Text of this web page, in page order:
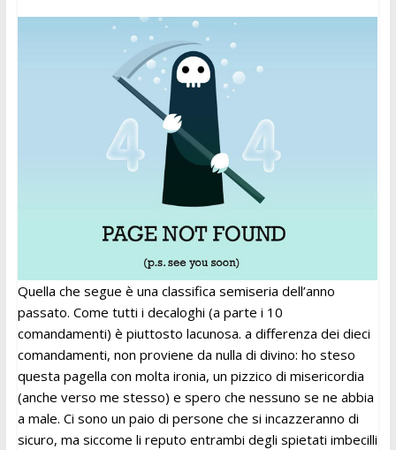
Quella che segue è una classifica semiseria dell’anno
passato. Come tutti i decaloghi (a parte i 10
comandamenti) è piuttosto lacunosa. a differenza dei dieci
comandamenti, non proviene da nulla di divino: ho steso
questa pagella con molta ironia, un pizzico di misericordia
(anche verso me stesso) e spero che nessuno se ne abbia
a male. Ci sono un paio di persone che si incazzeranno di
sicuro, ma siccome li reputo entrambi degli spietati imbecilli